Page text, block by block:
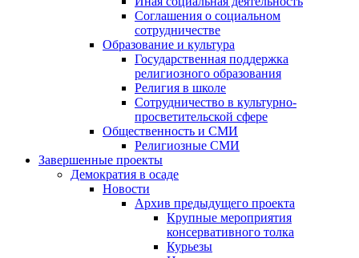
Соглашения о социальном
сотрудничестве
Образование и культура
Государственная поддержка
религиозного образования
Религия в школе
Сотрудничество в культурно-
просветительской сфере
Общественность и СМИ
Религиозные СМИ
Завершенные проекты
Демократия в осаде
Новости
Архив предыдущего проекта
Крупные мероприятия
консервативного толка
Курьезы